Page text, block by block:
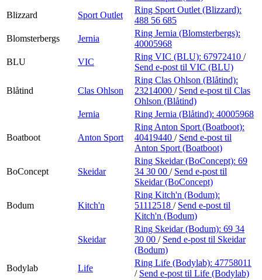
Blizzard
Sport Outlet
Ring Sport Outlet (Blizzard):
488 56 685
Blomsterbergs
Jernia
Ring Jernia (Blomsterbergs):
40005968
BLU
VIC
Ring VIC (BLU): 67972410 /
Send e-post til VIC (BLU)
Blåtind Clas Ohlson
Ring Clas Ohlson (Blåtind):
23214000 / Send e-post til Clas
Ohlson (Blåtind)
Jernia
Ring Jernia (Blåtind): 40005968
Boatboot Anton Sport
Ring Anton Sport (Boatboot):
40419440 / Send e-post til
Anton Sport (Boatboot)
BoConcept Skeidar
Ring Skeidar (BoConcept): 69
34 30 00 / Send e-post til
Skeidar (BoConcept)
Bodum Kitch'n
Ring Kitch'n (Bodum):
51112518 / Send e-post til
Kitch'n (Bodum)
Skeidar
Ring Skeidar (Bodum): 69 34
30 00 / Send e-post til Skeidar
(Bodum)
Bodylab
Life
Ring Life (Bodylab): 47758011
/ Send e-post til Life (Bodylab)